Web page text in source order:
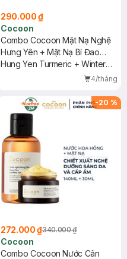
290.000 ₫
Cocoon
Combo Cocoon Mặt Nạ Nghệ
Hưng Yên + Mặt Nạ Bí Đao
30mlx2
Hung Yen Turmeric + Winter
4/tháng
-20 %
272.000 ₫340.000 ₫
Cocoon
Combo Cocoon Nước Cân